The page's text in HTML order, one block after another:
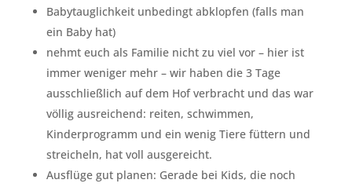
Babytauglichkeit unbedingt abklopfen (falls man
ein Baby hat)
nehmt euch als Familie nicht zu viel vor – hier ist
immer weniger mehr – wir haben die 3 Tage
ausschließlich auf dem Hof verbracht und das war
völlig ausreichend: reiten, schwimmen,
Kinderprogramm und ein wenig Tiere füttern und
streicheln, hat voll ausgereicht.
Ausflüge gut planen: Gerade bei Kids, die noch